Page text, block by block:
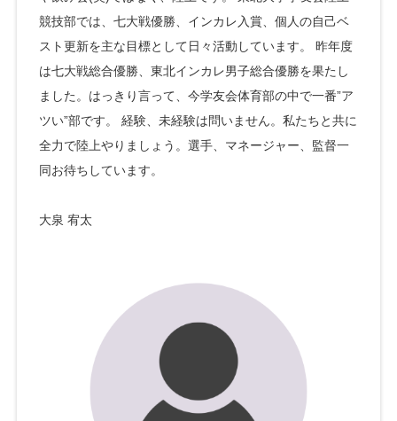
競技部では、七大戦優勝、インカレ入賞、個人の自己ベ
スト更新を主な目標として日々活動しています。 昨年度
は七大戦総合優勝、東北インカレ男子総合優勝を果たし
ました。はっきり言って、今学友会体育部の中で一番”ア
ツい”部です。 経験、未経験は問いません。私たちと共に
全力で陸上やりましょう。選手、マネージャー、監督一
同お待ちしています。
大泉 宥太